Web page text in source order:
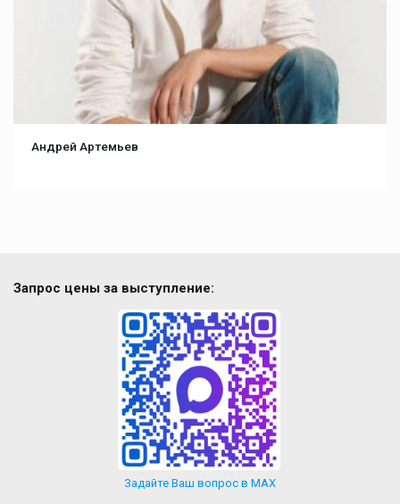
Андрей Артемьев
Запрос цены за выступление:
Задайте Ваш вопрос в MAX